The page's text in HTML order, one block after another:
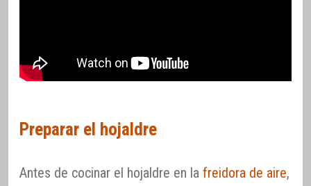
Preparar el hojaldre
Antes de cocinar el hojaldre en la freidora de aire,